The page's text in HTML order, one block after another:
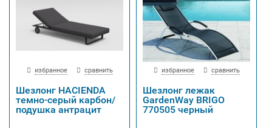
избранное сравнить
Шезлонг HACIENDA
темно-серый карбон/
подушка антрацит
избранное сравнить
Шезлонг лежак
GardenWay BRIGO
770505 черный